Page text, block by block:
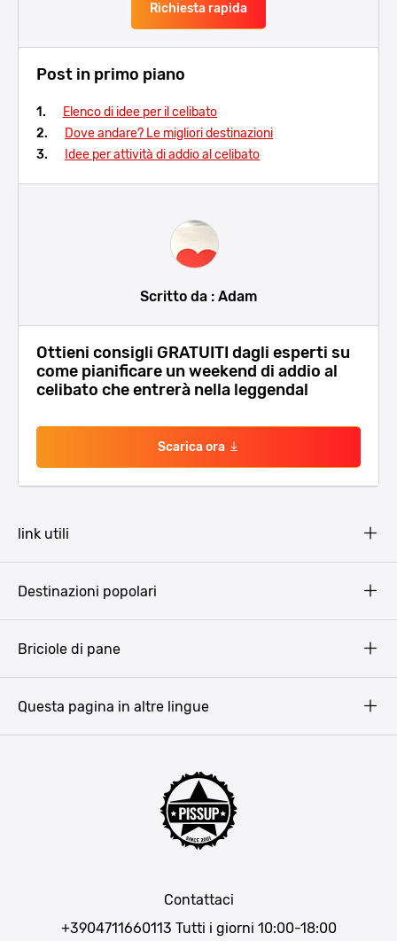
Richiesta rapida
Post in primo piano
Elenco di idee per il celibato
Dove andare? Le migliori destinazioni
Idee per attività di addio al celibato
Scritto da : Adam
Ottieni consigli GRATUITI dagli esperti su
come pianificare un weekend di addio al
celibato che entrerà nella leggenda!
Scarica ora
link utili
Privacy Policy
Destinazioni popolari
Amsterdam
Bucarest
Briciole di pane
Contattaci
+3904711660113 Tutti i giorni 10:00-18:00
Questa pagina in altre lingue